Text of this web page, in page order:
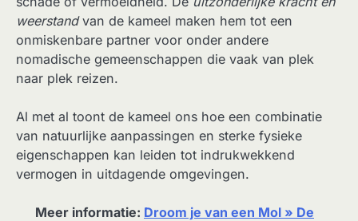
weerstandvan de kameel maken hem tot een
onmiskenbare partner voor onder andere
nomadische gemeenschappen die vaak van plek
naar plek reizen.
Al met al toont de kameel ons hoe een combinatie
van natuurlijke aanpassingen en sterke fysieke
eigenschappen kan leiden tot indrukwekkend
vermogen in uitdagende omgevingen.
Meer informatie: Droom je van een Mol » De